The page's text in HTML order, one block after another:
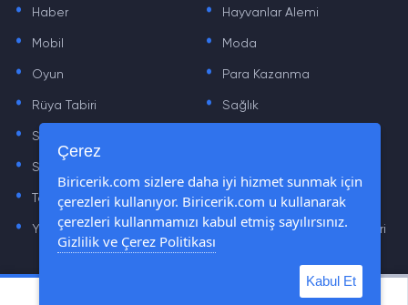
Haber Hayvanlar Alemi
. Mobil . Moda
. Oyun . Para Kazanma
. Rüya Tabiri . Sağlık
. Sinema .
. Sözler
. Teknoloji Haberleri . Yaşam
. Yazılım Haberleri . Yiyecek Önerileri ve Tarifleri
Çerez
Biricerik.com sizlere daha iyi hizmet sunmak için
çerezleri kullanıyor. Biricerik.com u kullanarak
çerezleri kullanmamızı kabul etmiş sayılırsınız.
Gizlilik ve Çerez Politikası
Kabul Et